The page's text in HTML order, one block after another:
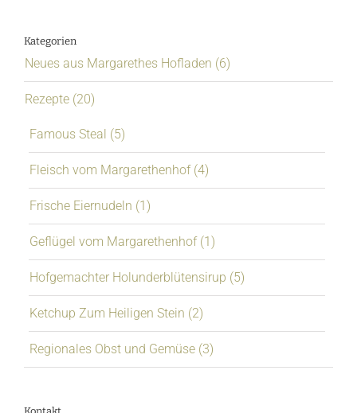
Kategorien
Neues aus Margarethes Hofladen (6)
Rezepte (20)
Famous Steal (5)
Fleisch vom Margarethenhof (4)
Frische Eiernudeln (1)
Geflügel vom Margarethenhof (1)
Hofgemachter Holunderblütensirup (5)
Ketchup Zum Heiligen Stein (2)
Regionales Obst und Gemüse (3)